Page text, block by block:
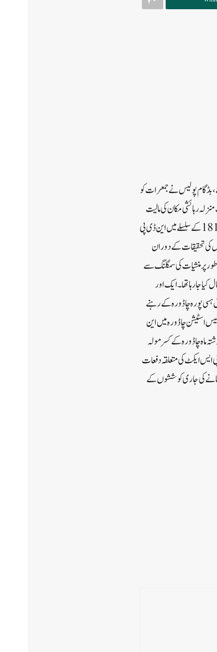
بڈگام پولیس نے جمعرات کو
کے مطابق ایک منزلہ رہائشی مکان کی مالیت
تقریباً 30 لاکھ روپے ہے۔غلام نبی وانی ولد غلام محمد وانی ساکن چترو ڈانگر پورہ چاڈورہ کو ایف آئی آر نمبر 181/2025 کے سلسلے میں این ڈی پی
کیس کی تحقیقات کے دوران
طور پر منشیات کی سمگلنگ سے
جا رہا تھا۔ایک اور
جس کا تعلق ہسی پورہ چاڈورہ کے رہنے
میں منسلک کیا گیا تھا جو پولیس اسٹیشن چاڈورہ میں این
گزشتہ ماہ چاڈورہ کے کسرمولہ
ڈی پی ایس ایکٹ کی متعلقہ دفعات
کی جاری کوششوں کے